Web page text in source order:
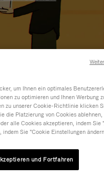
um Ihnen ein optimales
zu optimieren und Ihnen Werbung
zu unserer Cookie-Richtlinie klicken
die Platzierung von Cookies
alle Cookies akzeptieren, indem Sie
Sie "Cookie Einstellungen
und Fortfahren